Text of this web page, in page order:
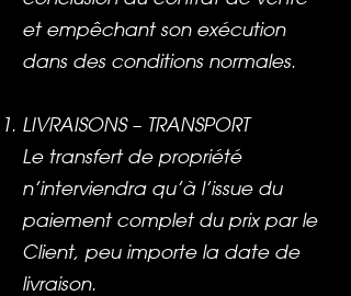
et empêchant son exécution
dans des conditions normales.
LIVRAISONS – TRANSPORT
Le transfert de propriété
n’interviendra qu’à l’issue du
paiement complet du prix par le
Client, peu importe la date de
livraison.